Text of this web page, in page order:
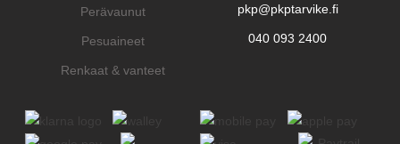
Perävaunut
Pesuaineet
Renkaat & vanteet
pkp@pkptarvike.fi
040 093 2400